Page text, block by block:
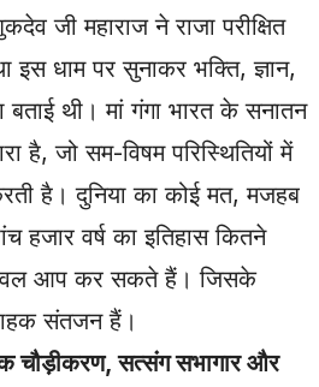
जी महाराज ने राजा परीक्षित
इस धाम पर सुनाकर भक्ति, ज्ञान,
बताई थी। मां गंगा भारत के सनातन
है, जो सम-विषम परिस्थितियों में
है। दुनिया का कोई मत, मजहब
हजार वर्ष का इतिहास कितने
केवल आप कर सकते हैं। जिसके
संतजन हैं।
चौड़ीकरण, सत्संग सभागार और